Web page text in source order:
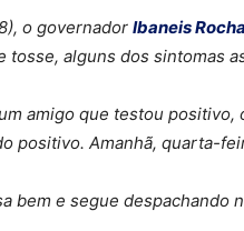
o governador Ibaneis Rocha
tosse, alguns dos sintomas
amigo que testou
positivo. Amanhã, quarta-
bem e segue despachando